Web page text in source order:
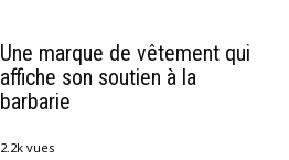
Une marque de vêtement qui
affiche son soutien à la
barbarie
2.2k vues